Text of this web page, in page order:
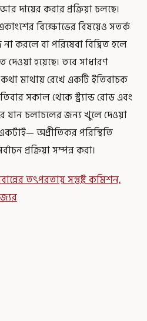
দায়ের করার প্রক্রিয়া চলছে।
বিক্ষোভের বিষয়েও সতর্ক
করলে বা পরিষেবা বিঘ্নিত হলে
দেওয়া হয়েছে। তবে সাধারণ
মাথায় রেখে একটি ইতিবাচক
সকাল থেকে স্ট্র্যান্ড রোড এবং
যান চলাচলের জন্য খুলে দেওয়া
অপ্রীতিকর পরিস্থিতি
প্রক্রিয়া সম্পন্ন করা।
তৎপরতায় সন্তুষ্ট কমিশন,